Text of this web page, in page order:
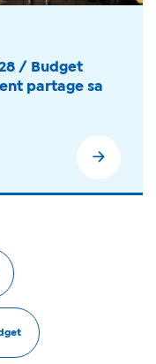
/ Budget
partage sa